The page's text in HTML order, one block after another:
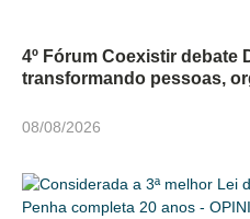
4º Fórum Coexistir
transformando pessoas,
08/08/2026